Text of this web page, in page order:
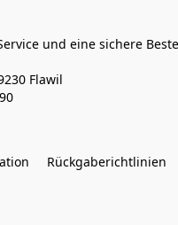
und eine sichere
Flawil
Rückgaberichtlinien